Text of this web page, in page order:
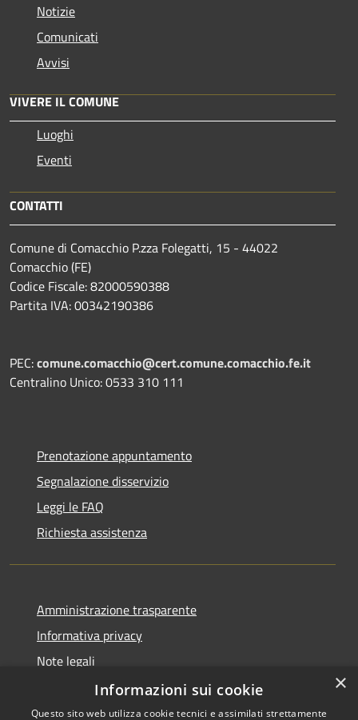
Notizie
Comunicati
Avvisi
VIVERE IL COMUNE
Luoghi
Eventi
CONTATTI
Comune di Comacchio P.zza Folegatti, 15 - 44022
Comacchio (FE)
Codice Fiscale: 82000590388
Partita IVA: 00342190386
PEC:comune.comacchio@cert.comune.comacchio.fe.it
Centralino Unico: 0533 310 111
Prenotazione appuntamento
Segnalazione disservizio
Leggi le FAQ
Richiesta assistenza
Amministrazione trasparente
Informativa privacy
Note legali
Dichiarazione di accessibilità
×
Informazioni sui cookie
Questo sito web utilizza cookie tecnici e assimilati strettamente